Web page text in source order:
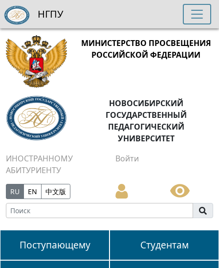
МИНИСТЕРСТВО ПРОСВЕЩЕНИЯ
РОССИЙСКОЙ ФЕДЕРАЦИИ
НОВОСИБИРСКИЙ
ГОСУДАРСТВЕННЫЙ
ПЕДАГОГИЧЕСКИЙ
УНИВЕРСИТЕТ
ИНОСТРАННОМУ
АБИТУРИЕНТУ
Войти
RU EN 中文版
Поступающему Студентам
НГПУ